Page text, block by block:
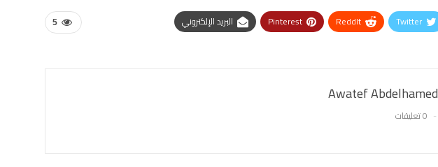
5 Twitter
ReddIt
Pinterest البريد الإلكتروني
Awatef Abdelhamed
0 تعليقات